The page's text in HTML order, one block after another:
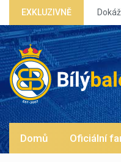
EXKLUZIVNĚDokáže Xabi
Domů Oficiální